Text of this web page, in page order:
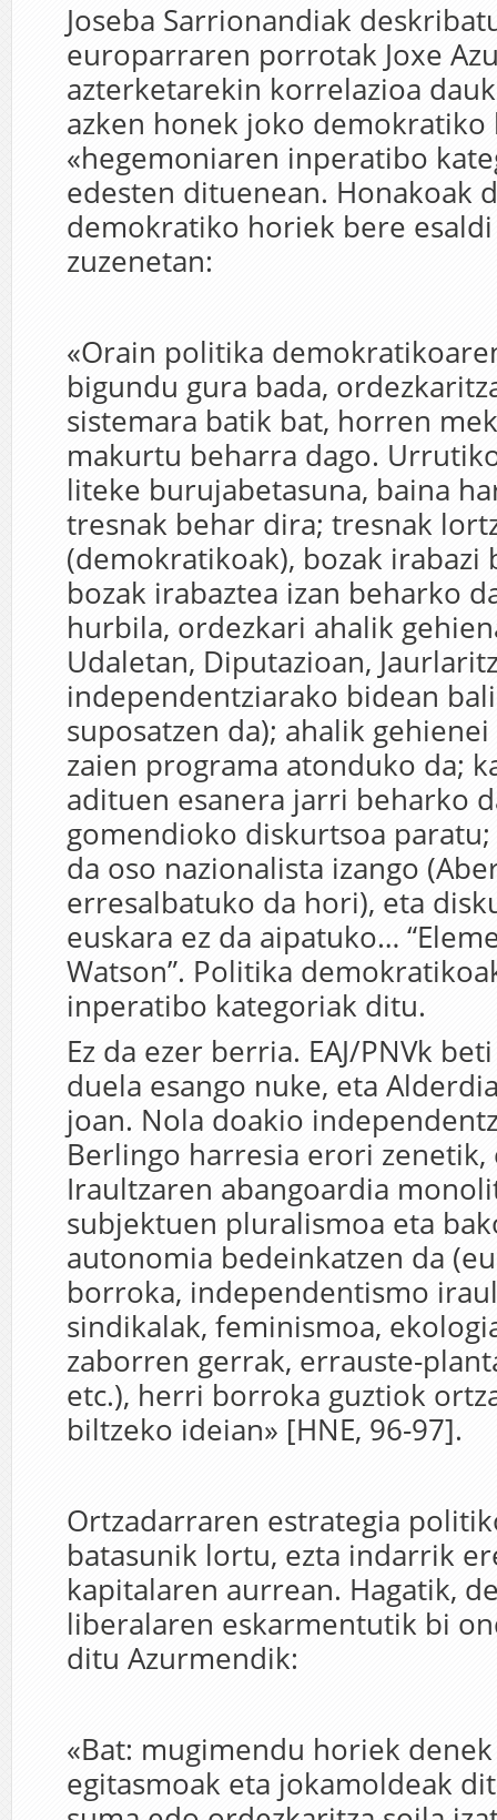
Joseba Sarrionandiak
europarraren porrotak Joxe
azterketarekin korrelazioa
azken honek joko demokratiko
«hegemoniaren inperatibo
edesten dituenean. Honakoak
demokratiko horiek bere esaldi
zuzenetan:
«Orain politika
bigundu gura bada,
sistemara batik bat, horren
makurtu beharra dago.
liteke burujabetasuna, baina
tresnak behar dira; tresnak
(demokratikoak), bozak irabazi
bozak irabaztea izan beharko
hurbila, ordezkari ahalik
Udaletan, Diputazioan,
independentziarako bidean
suposatzen da); ahalik
zaien programa atonduko da;
adituen esanera jarri beharko
gomendioko diskurtsoa paratu;
da oso nazionalista izango
erresalbatuko da hori), eta
euskara ez da aipatuko…
Watson”. Politika
inperatibo kategoriak ditu.
Ez da ezer berria. EAJ/PNVk
duela esango nuke, eta
joan. Nola doakio
Berlingo harresia erori zenetik,
Iraultzaren abangoardia
subjektuen pluralismoa eta
autonomia bedeinkatzen da
borroka, independentismo
sindikalak, feminismoa,
zaborren gerrak, errauste-
etc.), herri borroka guztiok
biltzeko ideian» [HNE, 96-97].
Ortzadarraren estrategia
batasunik lortu, ezta indarrik
kapitalaren aurrean. Hagatik,
liberalaren eskarmentutik bi
ditu Azurmendik:
«Bat: mugimendu horiek
egitasmoak eta jokamoldeak